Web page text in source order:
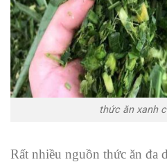
thức ăn xanh
Rất nhiều nguồn thức ăn đa